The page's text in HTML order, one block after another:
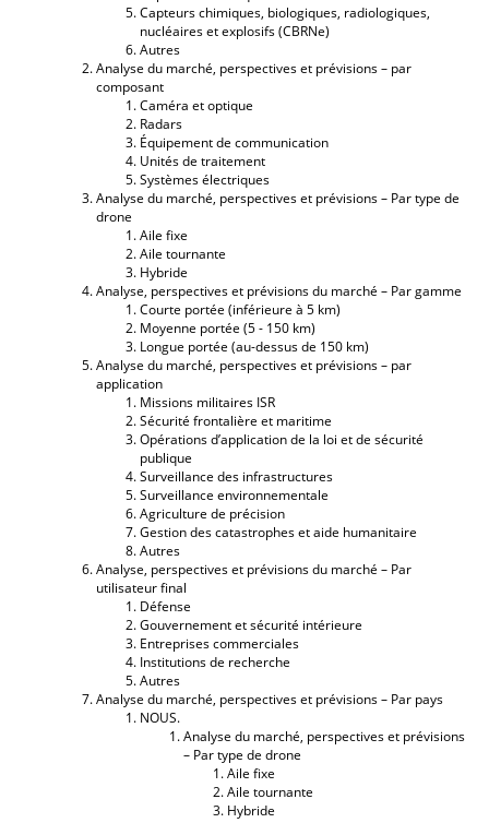
Capteurs chimiques, biologiques, radiologiques,
nucléaires et explosifs (CBRNe)
Autres
Analyse du marché, perspectives et prévisions – par
composant
Caméra et optique
Radars
Équipement de communication
Unités de traitement
Systèmes électriques
Analyse du marché, perspectives et prévisions – Par type de
drone
Aile fixe
Aile tournante
Hybride
Analyse, perspectives et prévisions du marché – Par gamme
Courte portée (inférieure à 5 km)
Moyenne portée (5 - 150 km)
Longue portée (au-dessus de 150 km)
Analyse du marché, perspectives et prévisions – par
application
Missions militaires ISR
Sécurité frontalière et maritime
Opérations d’application de la loi et de sécurité
publique
Surveillance des infrastructures
Surveillance environnementale
Agriculture de précision
Gestion des catastrophes et aide humanitaire
Autres
Analyse, perspectives et prévisions du marché – Par
utilisateur final
Défense
Gouvernement et sécurité intérieure
Entreprises commerciales
Institutions de recherche
Autres
Analyse du marché, perspectives et prévisions – Par pays
NOUS.
Analyse du marché, perspectives et prévisions
– Par type de drone
Aile fixe
Aile tournante
Hybride